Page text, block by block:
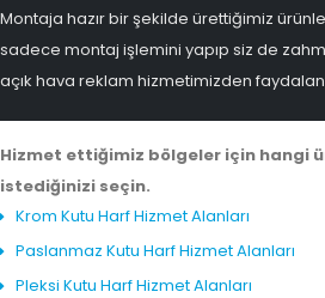
Montaja hazır bir şekilde ürettiğimiz
sadece montaj işlemini yapıp siz de
açık hava reklam hizmetimizden
Hizmet ettiğimiz bölgeler için hangi
istediğinizi seçin.
Krom Kutu Harf Hizmet Alanları
Paslanmaz Kutu Harf Hizmet Alanları
Pleksi Kutu Harf Hizmet Alanları